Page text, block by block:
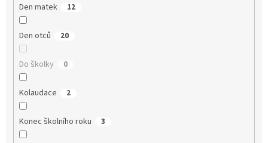
Den matek 12
Den otců 20
Do školky 0
Kolaudace 2
Konec školního roku 3